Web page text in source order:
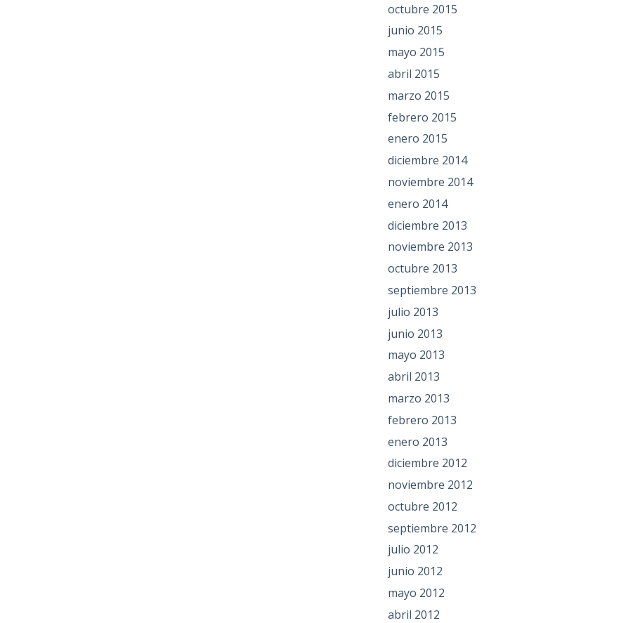
octubre 2015
junio 2015
mayo 2015
abril 2015
marzo 2015
febrero 2015
enero 2015
diciembre 2014
noviembre 2014
enero 2014
diciembre 2013
noviembre 2013
octubre 2013
septiembre 2013
julio 2013
junio 2013
mayo 2013
abril 2013
marzo 2013
febrero 2013
enero 2013
diciembre 2012
noviembre 2012
octubre 2012
septiembre 2012
julio 2012
junio 2012
mayo 2012
abril 2012